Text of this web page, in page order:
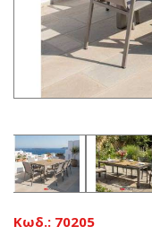
Κωδ.: 70205